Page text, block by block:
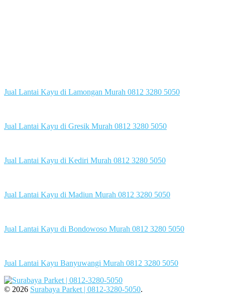
Jual Lantai Kayu di Lamongan Murah 0812 3280 5050
Jual Lantai Kayu di Gresik Murah 0812 3280 5050
Jual Lantai Kayu di Kediri Murah 0812 3280 5050
Jual Lantai Kayu di Madiun Murah 0812 3280 5050
Jual Lantai Kayu di Bondowoso Murah 0812 3280 5050
Jual Lantai Kayu Banyuwangi Murah 0812 3280 5050
© 2026 Surabaya Parket | 0812-3280-5050.